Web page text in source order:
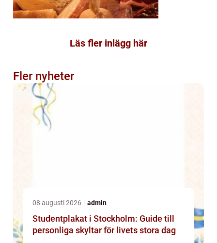
Läs fler inlägg här
Fler nyheter
08 augusti 2026 admin
Studentplakat i Stockholm: Guide till
personliga skyltar för livets stora dag